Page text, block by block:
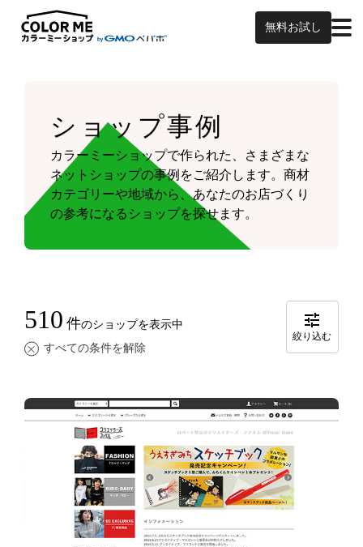
無料お試し
ショップ事例
カラーミーショップで作られた、さまざまな
ネットショップの事例をご紹介します。商材
カテゴリーや地域から、あなたのお店づくり
の参考になるショップを探せます。
510 件のショップを表示中
すべての条件を解除
絞り込む